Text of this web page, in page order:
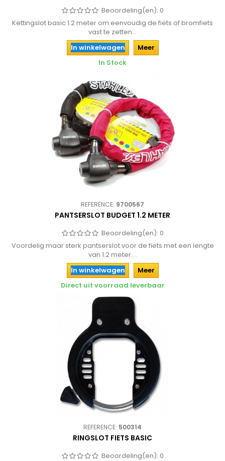
Beoordeling(en): 0
Kettingslot basic 1.2 meter om eenvoudig de fiets of bromfiets
vast te zetten...
In winkelwagen
Meer
In Stock
REFERENCE: 9700567
PANTSERSLOT BUDGET 1.2 METER
Beoordeling(en): 0
Voordelig maar sterk pantserslot voor de fiets met een lengte
van 1.2 meter....
In winkelwagen
Meer
Direct uit voorraad leverbaar
REFERENCE: 500314
RINGSLOT FIETS BASIC
Beoordeling(en): 0